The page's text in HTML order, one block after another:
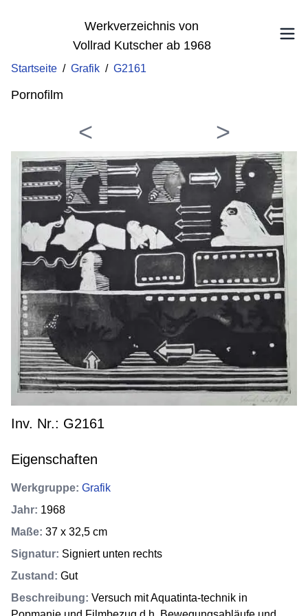
Werkverzeichnis von
Vollrad Kutscher ab 1968
Startseite / Grafik / G2161
Pornofilm
Inv. Nr.: G2161
Eigenschaften
Werkgruppe: Grafik
Jahr: 1968
Maße: 37 x 32,5 cm
Signatur: Signiert unten rechts
Zustand : Gut
Beschreibung: Versuch mit Aquatinta-technik in
< >